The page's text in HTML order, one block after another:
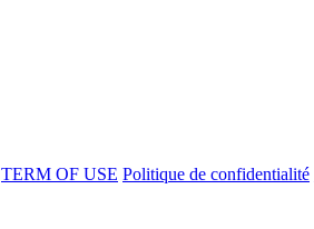
TERM OF USE Politique de confidentialité